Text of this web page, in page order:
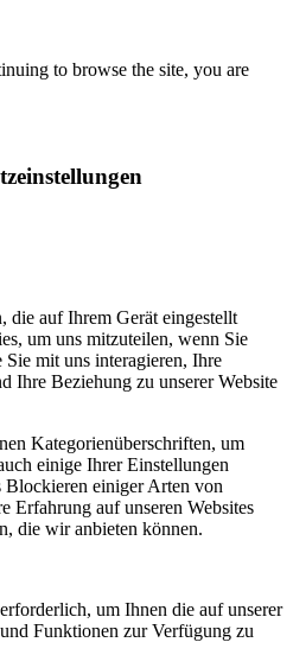
to browse the site, you are
die auf Ihrem Gerät eingestellt
um uns mitzuteilen, wenn Sie
Sie mit uns interagieren, Ihre
Ihre Beziehung zu unserer Website
Kategorienüberschriften, um
einige Ihrer Einstellungen
Blockieren einiger Arten von
Erfahrung auf unseren Websites
die wir anbieten können.
um Ihnen die auf unserer
Funktionen zur Verfügung zu